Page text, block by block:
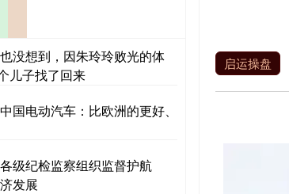
启运操盘
没想到，因朱玲玲败光的体
儿子找了回来
国电动汽车：比欧洲的更好、
级纪检监察组织监督护航
发展